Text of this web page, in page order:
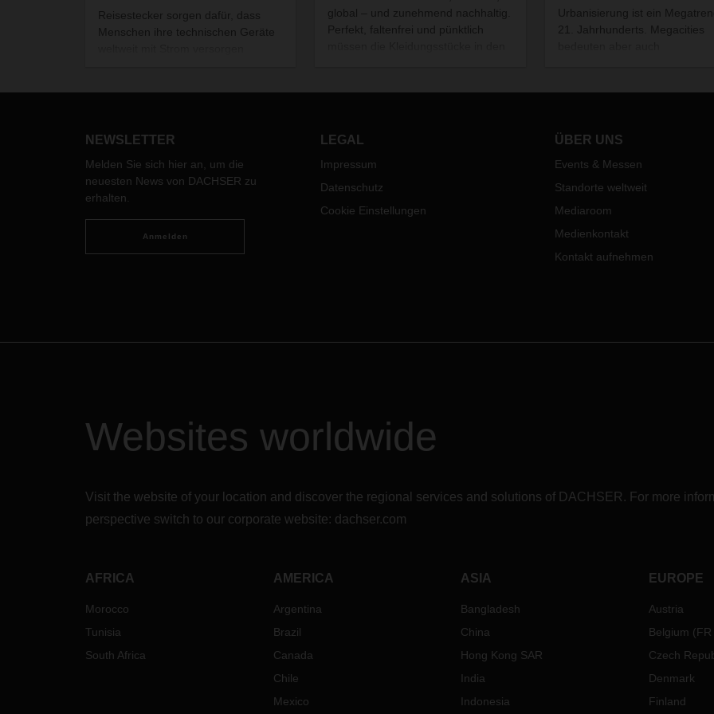
Reisestecker sorgen dafür, dass
Menschen ihre technischen Geräte
Schweizer Hersteller WorldConnect
zu ordnen.
global – und zunehmend nachhaltig.
Perfekt, faltenfrei und pünktlich
Branchenlösung DACHSER Fashion
Urbanisierung ist ein
21. Jahrhunderts. Megacities
testet bereits innovative,
NEWSLETTER
Melden Sie sich hier an, um die
neuesten News von DACHSER zu
erhalten.
Anmelden
LEGAL
Impressum
Datenschutz
Cookie Einstellungen
ÜBER UNS
Events & Messen
Standorte weltweit
Mediaroom
Medienkontakt
Kontakt aufnehmen
Websites worldwide
Visit the website of your location and discover the regional services and solutions of DACHSER. For more
perspective switch to our corporate website: dachser.com
AFRICA
Morocco
Tunisia
South Africa
AMERICA
Argentina
Brazil
Canada
Chile
Mexico
ASIA
Bangladesh
China
Hong Kong SAR
India
Indonesia
EUROPE
Austria
Belgium (FR
Czech
Denmark
Finland